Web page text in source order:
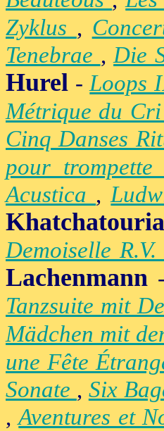
Zyklus ,
Tenebrae ,Die
Hurel -Loops
Métrique du Cri
Cinq Danses
pour trompette
Acustica ,
Demoiselle R.V.
Lachenmann
Tanzsuite mit
Mädchen mit
une Fête
Sonate , Six
,Aventures et